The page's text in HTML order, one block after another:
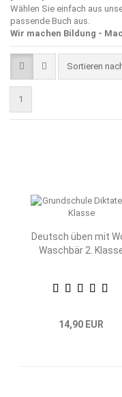
Wählen Sie einfach aus
passende Buch aus.
Wir machen Bildung -
Sortieren
Sortieren
1
Deutsch üben mit
Waschbär 2.
14,90 EUR